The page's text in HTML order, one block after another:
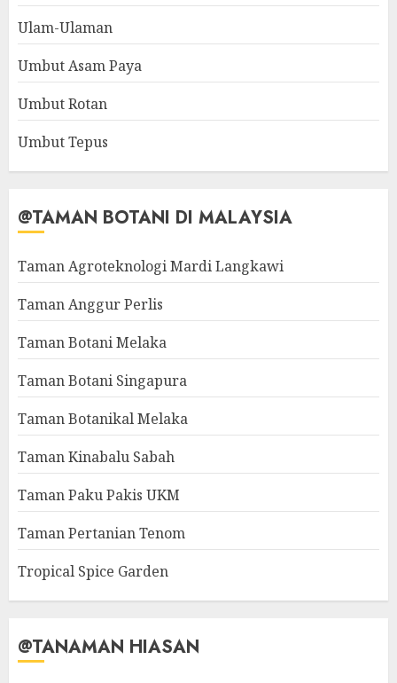
Ulam-Ulaman
Umbut Asam Paya
Umbut Rotan
Umbut Tepus
@TAMAN BOTANI DI MALAYSIA
Taman Agroteknologi Mardi Langkawi
Taman Anggur Perlis
Taman Botani Melaka
Taman Botani Singapura
Taman Botanikal Melaka
Taman Kinabalu Sabah
Taman Paku Pakis UKM
Taman Pertanian Tenom
Tropical Spice Garden
@TANAMAN HIASAN